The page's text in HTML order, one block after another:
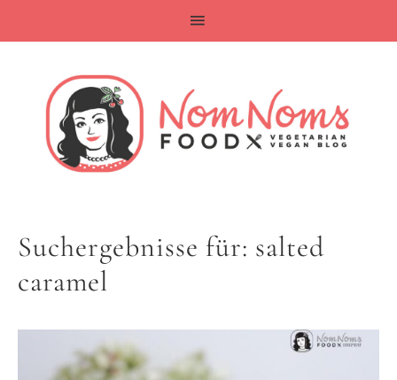
Suchergebnisse für: salted
caramel